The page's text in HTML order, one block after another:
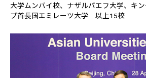
大学ムンバイ校、ナザルバエフ大学、キ
ブ首長国エミレーツ大学 以上15校